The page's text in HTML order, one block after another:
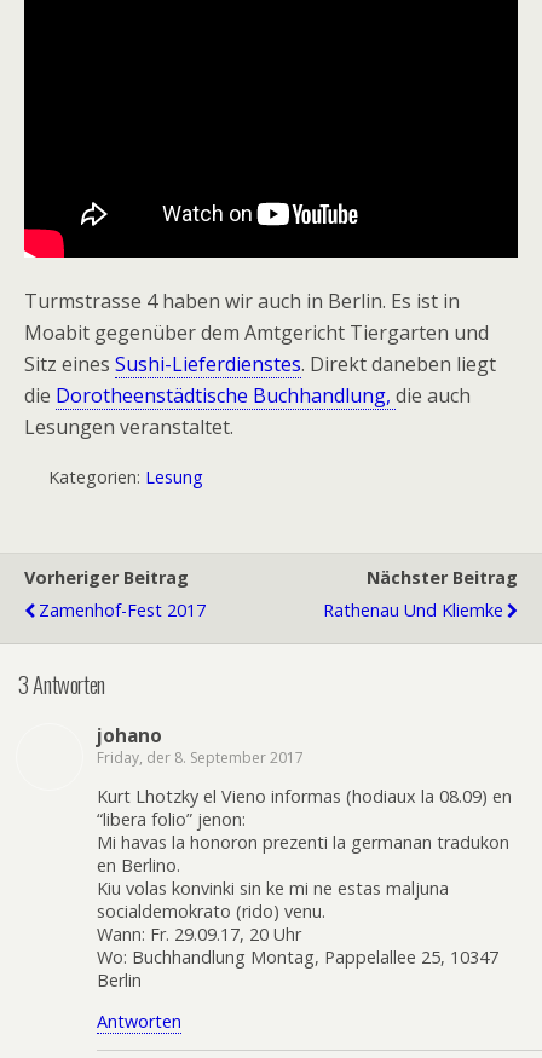
Turmstrasse 4 haben wir auch in Berlin. Es ist in
Moabit gegenüber dem Amtgericht Tiergarten und
Sitz eines Sushi-Lieferdienstes. Direkt daneben liegt
die Dorotheenstädtische Buchhandlung, die auch
Lesungen veranstaltet.
Kategorien: Lesung
Vorheriger Beitrag
Zamenhof-Fest 2017
Nächster Beitrag
Rathenau Und Kliemke
3 Antworten
johano
Friday, der 8. September 2017
Kurt Lhotzky el Vieno informas (hodiaux la 08.09) en
“libera folio” jenon:
Mi havas la honoron prezenti la germanan tradukon
en Berlino.
Kiu volas konvinki sin ke mi ne estas maljuna
socialdemokrato (rido) venu.
Wann: Fr. 29.09.17, 20 Uhr
Wo: Buchhandlung Montag, Pappelallee 25, 10347
Berlin
Antworten